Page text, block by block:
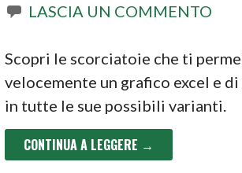
LASCIA UN COMMENTO
Scopri le scorciatoie che ti
velocemente un grafico excel e
in tutte le sue possibili varianti.
CONTINUA A LEGGERE →